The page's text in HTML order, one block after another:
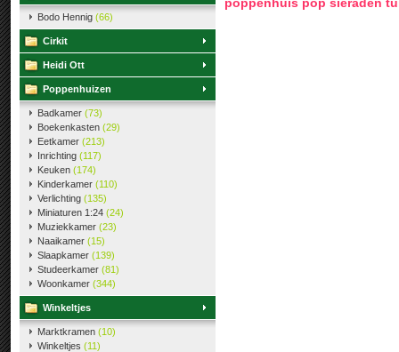
Bodo Hennig (66)
Cirkit
Heidi Ott
Poppenhuizen
Badkamer (73)
Boekenkasten (29)
Eetkamer (213)
Inrichting (117)
Keuken (174)
Kinderkamer (110)
Verlichting (135)
Miniaturen 1:24 (24)
Muziekkamer (23)
Naaikamer (15)
Slaapkamer (139)
Studeerkamer (81)
Woonkamer (344)
Winkeltjes
Marktkramen (10)
Winkeltjes (11)